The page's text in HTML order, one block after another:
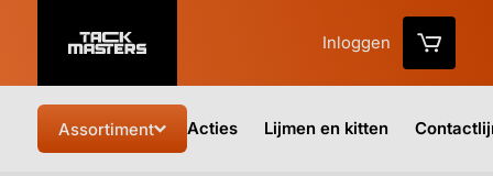
Inloggen
Assortiment Acties Lijmen en kitten